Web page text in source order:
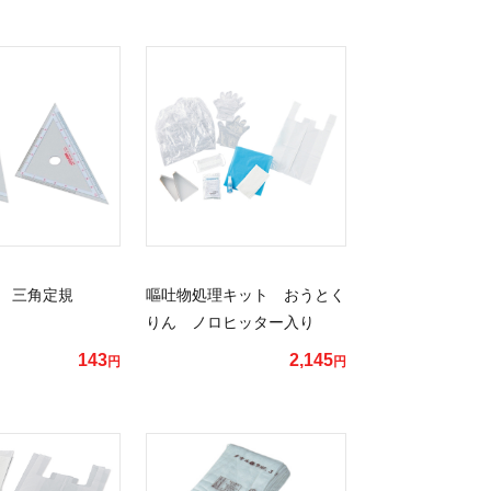
三角定規
143円
嘔吐物処理キット おうとく
りん ノロヒッター入り
2,145円